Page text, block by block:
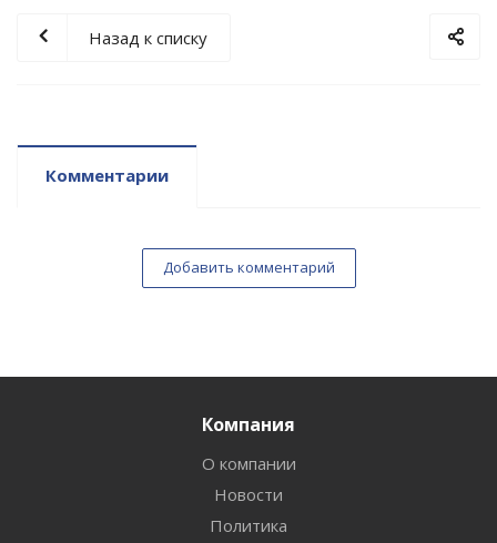
Назад к списку
Комментарии
Добавить комментарий
Компания
О компании
Новости
Политика